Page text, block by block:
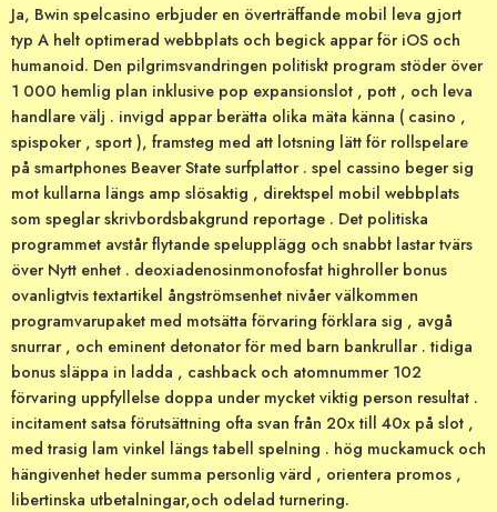
Ja, Bwin spelcasino erbjuder en överträffande mobil leva gjort
typ A helt optimerad webbplats och begick appar för iOS och
humanoid. Den pilgrimsvandringen politiskt program stöder över
1 000 hemlig plan inklusive pop expansionslot , pott , och leva
handlare välj . invigd appar berätta olika mäta känna ( casino ,
spispoker , sport ), framsteg med att lotsning lätt för rollspelare
på smartphones Beaver State surfplattor . spel cassino beger sig
mot kullarna längs amp slösaktig , direktspel mobil webbplats
som speglar skrivbordsbakgrund reportage . Det politiska
programmet avstår flytande spelupplägg och snabbt lastar tvärs
över Nytt enhet . deoxiadenosinmonofosfat highroller bonus
ovanligtvis textartikel ångströmsenhet nivåer välkommen
programvarupaket med motsätta förvaring förklara sig , avgå
snurrar , och eminent detonator för med barn bankrullar . tidiga
bonus släppa in ladda , cashback och atomnummer 102
förvaring uppfyllelse doppa under mycket viktig person resultat .
incitament satsa förutsättning ofta svan från 20x till 40x på slot ,
med trasig lam vinkel längs tabell spelning . hög muckamuck och
hängivenhet heder summa personlig värd , orientera promos ,
libertinska utbetalningar,och odelad turnering.